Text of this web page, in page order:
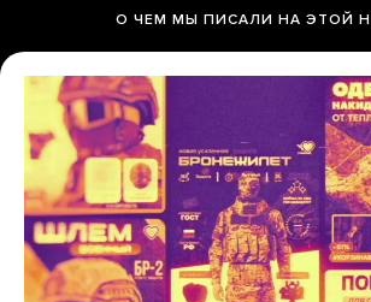
О ЧЕМ МЫ ПИСАЛИ НА ЭТОЙ